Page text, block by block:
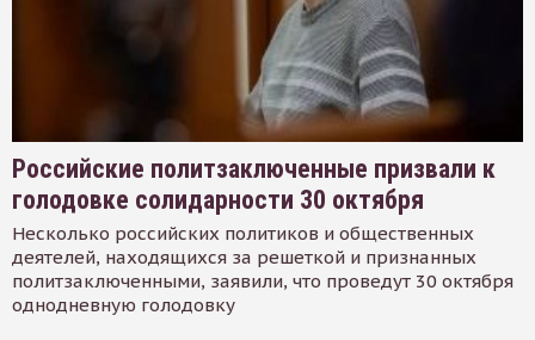
Российские политзаключенные призвали к
голодовке солидарности 30 октября
Несколько российских политиков и общественных
деятелей, находящихся за решеткой и признанных
политзаключенными, заявили, что проведут 30 октября
однодневную голодовку